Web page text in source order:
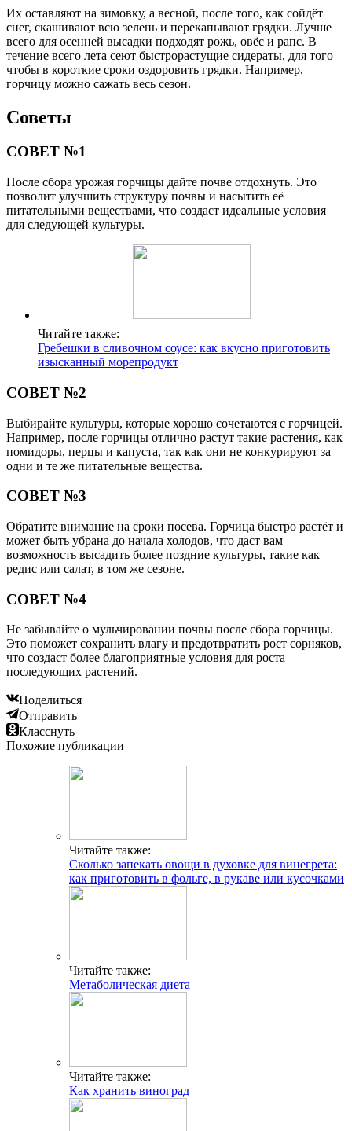
Их оставляют на зимовку, а весной, после того, как сойдёт
снег, скашивают всю зелень и перекапывают грядки. Лучше
всего для осенней высадки подходят рожь, овёс и рапс. В
течение всего лета сеют быстрорастущие сидераты, для того
чтобы в короткие сроки оздоровить грядки. Например,
горчицу можно сажать весь сезон.
Советы
СОВЕТ №1
После сбора урожая горчицы дайте почве отдохнуть. Это
позволит улучшить структуру почвы и насытить её
питательными веществами, что создаст идеальные условия
для следующей культуры.
Читайте также:
Гребешки в сливочном соусе: как вкусно приготовить
изысканный морепродукт
СОВЕТ №2
Выбирайте культуры, которые хорошо сочетаются с горчицей.
Например, после горчицы отлично растут такие растения, как
помидоры, перцы и капуста, так как они не конкурируют за
одни и те же питательные вещества.
СОВЕТ №3
Обратите внимание на сроки посева. Горчица быстро растёт и
может быть убрана до начала холодов, что даст вам
возможность высадить более поздние культуры, такие как
редис или салат, в том же сезоне.
СОВЕТ №4
Не забывайте о мульчировании почвы после сбора горчицы.
Это поможет сохранить влагу и предотвратить рост сорняков,
что создаст более благоприятные условия для роста
последующих растений.
Поделиться
Отправить
Класснуть
Похожие публикации
Читайте также:
Сколько запекать овощи в духовке для винегрета:
как приготовить в фольге, в рукаве или кусочками
Читайте также:
Метаболическая диета
Читайте также:
Как хранить виноград